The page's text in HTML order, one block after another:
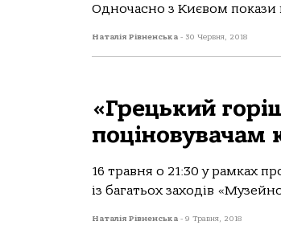
Одночасно з Києвом покази
Наталія Рівненська - 30 Червня, 2018
«Грецький
поціновувачам
16 травня о 21:30 у рамках
із багатьох заходів
Наталія Рівненська - 9 Травня, 2018